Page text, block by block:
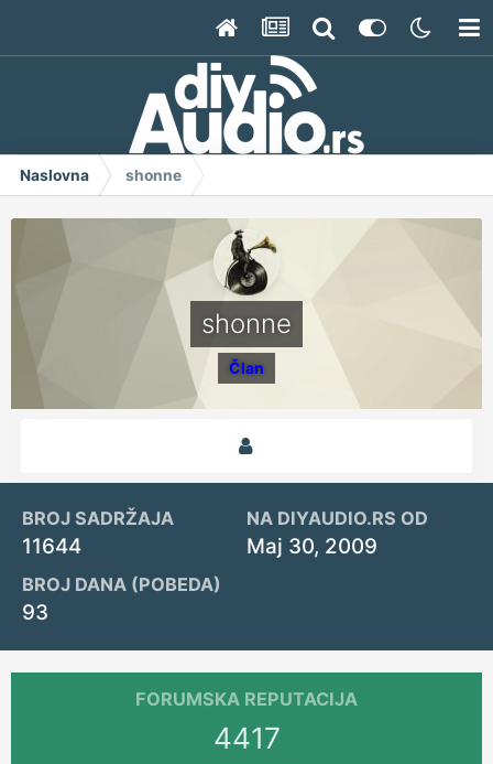
Naslovna shonne
shonne
Član
BROJ SADRŽAJA
11644
NA DIYAUDIO.RS OD
Maj 30, 2009
BROJ DANA (POBEDA)
93
FORUMSKA REPUTACIJA
4417